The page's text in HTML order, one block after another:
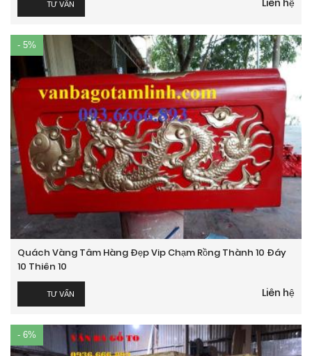
TƯ VẤN Liên hệ
- 5%
Quách Vàng Tâm Hàng Đẹp Vip Chạm Rồng Thành 10 Đáy
10 Thiên 10
TƯ VẤN Liên hệ
- 6%